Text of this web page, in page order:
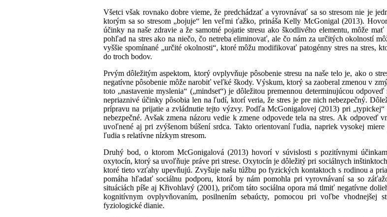
Všetci však rovnako dobre vieme, že predchádzať a vyrovnávať sa so stresom nie je
ktorým sa so stresom „bojuje“ len veľmi ťažko, prináša Kelly McGonigal (2013).
účinky na naše zdravie a že samotné pojatie stresu ako škodlivého elementu, môže
pohľad na stres ako na niečo, čo netreba eliminovať, ale čo nám za určitých okolností
vyššie spomínané „určité okolnosti“, ktoré môžu modifikovať patogénny stres na stres,
do troch bodov.
Prvým dôležitým aspektom, ktorý ovplyvňuje pôsobenie stresu na naše telo je, ako o
negatívne pôsobenie môže narobiť veľké škody. Výskum, ktorý sa zaoberal zmenou v
toto „nastavenie myslenia“ („mindset“) je dôležitou premennou determinujúcou
nepriaznivé účinky pôsobia len na ľudí, ktorí veria, že stres je pre nich nebezpečný.
prípravu na prijatie a zvládnutie tejto výzvy. Podľa McGonigalovej (2013) pri
nebezpečné. Avšak zmena názoru vedie k zmene odpovede tela na stres. Ak odpoveď
uvoľnené aj pri zvýšenom búšení srdca. Takto orientovaní ľudia, napriek vysokej
ľudia s relatívne nízkym stresom.
Druhý bod, o ktorom McGonigalová (2013) hovorí v súvislosti s pozitívnymi
oxytocín, ktorý sa uvoľňuje práve pri strese. Oxytocín je dôležitý pri sociálnych
ktoré tieto vzťahy upevňujú. Zvyšuje našu túžbu po fyzických kontaktoch s rodinou a
pomáha hľadať sociálnu podporu, ktorá by nám pomohla pri vyrovnávaní sa so
situáciách píše aj Křivohlavý (2001), pričom táto sociálna opora má tlmiť negatívne
kognitívnym ovplyvňovaním, posilnením sebaúcty, pomocou pri voľbe vhodnejšej
fyziologické dianie.